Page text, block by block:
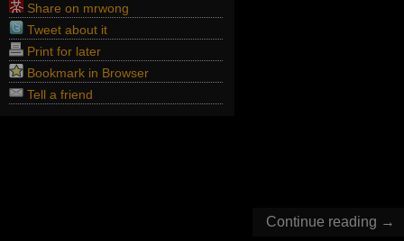
Continue reading →
Share on mrwong
Tweet about it
Print for later
Bookmark in Browser
Tell a friend